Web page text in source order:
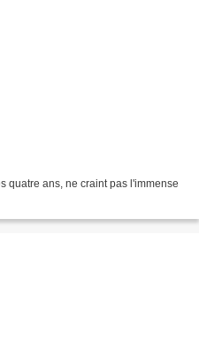
quatre ans, ne craint pas l'immense